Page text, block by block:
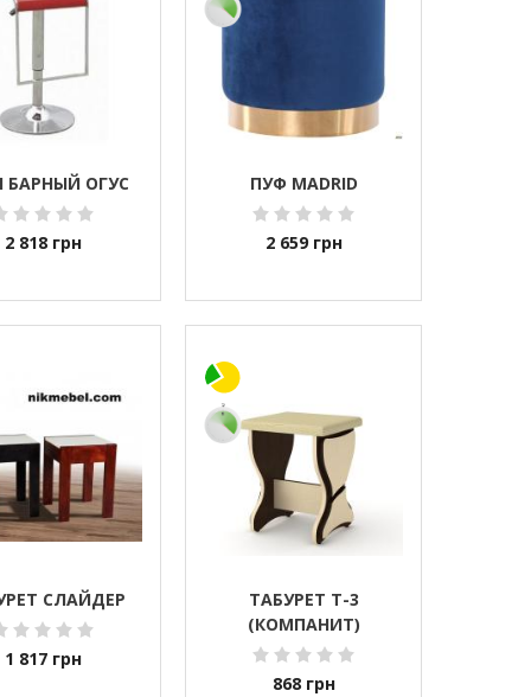
БАРНЫЙ ОГУС
2 818 грн
ПУФ MADRID
2 659 грн
СЛАЙДЕР
1 817 грн
ТАБУРЕТ Т-3
(КОМПАНИТ)
868 грн